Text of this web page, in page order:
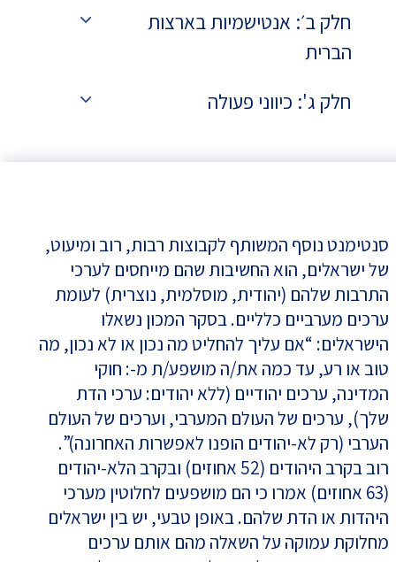
חלק ב׳: אנטישמיות בארצות
הברית
חלק ג': כיווני פעולה
סנטימנט נוסף המשותף לקבוצות רבות, רוב ומיעוט,
של ישראלים, הוא החשיבות שהם מייחסים לערכי
התרבות שלהם (יהודית, מוסלמית, נוצרית) לעומת
ערכים מערביים כלליים. בסקר המכון נשאלו
הישראלים: “אם עליך להחליט מה נכון או לא נכון, מה
טוב או רע, עד כמה את/ה מושפע/ת מ-: חוקי
המדינה, ערכים יהודיים (ללא יהודים: ערכי הדת
שלך), ערכים של העולם המערבי, וערכים של העולם
הערבי (רק לא-יהודים הופנו לאפשרות האחרונה)”.
רוב בקרב היהודים (52 אחוזים) ובקרב הלא-יהודים
(63 אחוזים) אמרו כי הם מושפעים לחלוטין מערכי
היהדות או הדת שלהם. באופן טבעי, יש בין ישראלים
מחלוקת עמוקה על השאלה מהם אותם ערכים